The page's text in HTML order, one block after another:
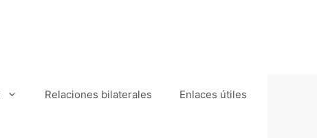
Relaciones bilaterales Enlaces útiles